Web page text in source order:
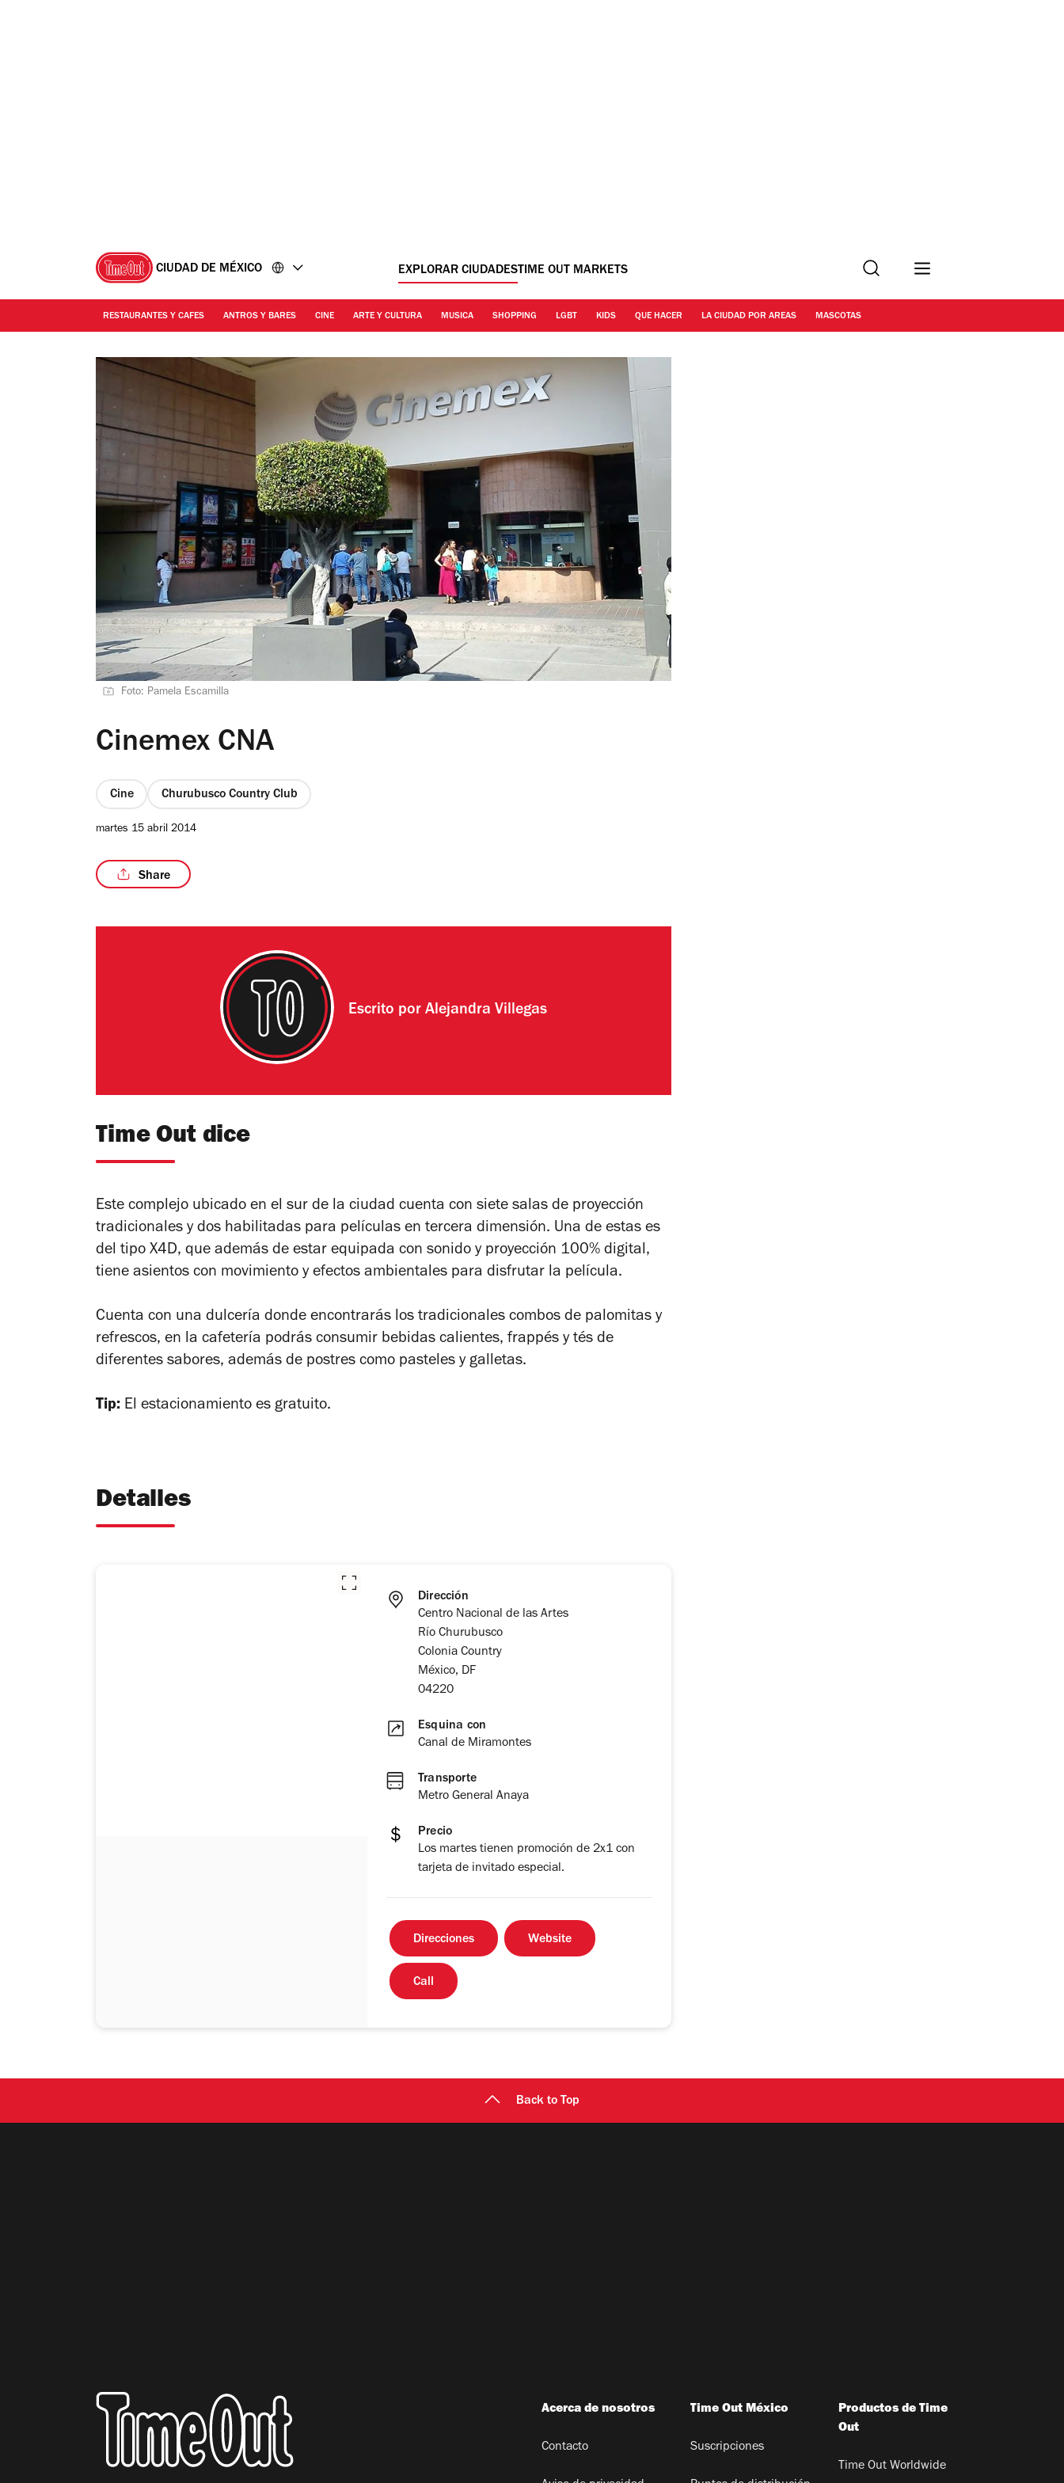
CIUDAD DE MÉXICO EXPLORAR CIUDADESTIME OUT MARKETS Buscar
RESTAURANTES Y CAFES ANTROS Y BARES CINE ARTE Y CULTURA MUSICA SHOPPING LGBT KIDS QUE HACER LA CIUDAD POR AREAS MASCOTAS
Foto: Pamela Escamilla
Cinemex CNA
Cine Churubusco Country Club
martes 15 abril 2014
Share
Escrito por Alejandra Villegas
Time Out dice
Este complejo ubicado en el sur de la ciudad cuenta con siete salas de proyección
tradicionales y dos habilitadas para películas en tercera dimensión. Una de estas es
del tipo X4D, que además de estar equipada con sonido y proyección 100% digital,
tiene asientos con movimiento y efectos ambientales para disfrutar la película.
Cuenta con una dulcería donde encontrarás los tradicionales combos de palomitas y
refrescos, en la cafetería podrás consumir bebidas calientes, frappés y tés de
diferentes sabores, además de postres como pasteles y galletas.
Tip: El estacionamiento es gratuito.
Detalles
Dirección
Centro Nacional de las Artes
Río Churubusco
Colonia Country
México, DF
04220
Esquina con
Canal de Miramontes
Transporte
Metro General Anaya
Precio
Los martes tienen promoción de 2x1 con
tarjeta de invitado especial.
Direcciones Website
Call
Back to Top
Acerca de nosotros
Contacto
Time Out México
Suscripciones
Productos de Time
Out
Time Out Worldwide